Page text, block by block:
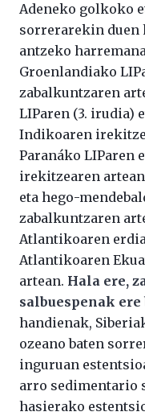
Adeneko golkoko
sorrerarekin duen
antzeko
Groenlandiako
zabalkuntzaren
LIParen (3. irudia)
Indikoaren
Paranáko LIParen
irekitzearen
eta hego-
zabalkuntzaren
Atlantikoaren
Atlantikoaren
artean. Hala ere,
salbuespenak ere
handienak,
ozeano baten
inguruan
arro sedimentario
hasierako